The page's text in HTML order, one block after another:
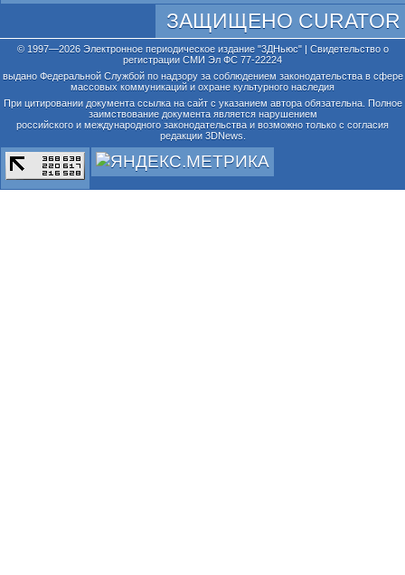
ЗАЩИЩЕНО CURATOR
© 1997—2026 Электронное периодическое издание "3ДНьюс" | Свидетельство о
регистрации СМИ Эл ФС 77-22224
выдано Федеральной Службой по надзору за соблюдением законодательства в сфере
массовых коммуникаций и охране культурного наследия
При цитировании документа ссылка на сайт с указанием автора обязательна. Полное
заимствование документа является нарушением
российского и международного законодательства и возможно только с согласия
редакции 3DNews.